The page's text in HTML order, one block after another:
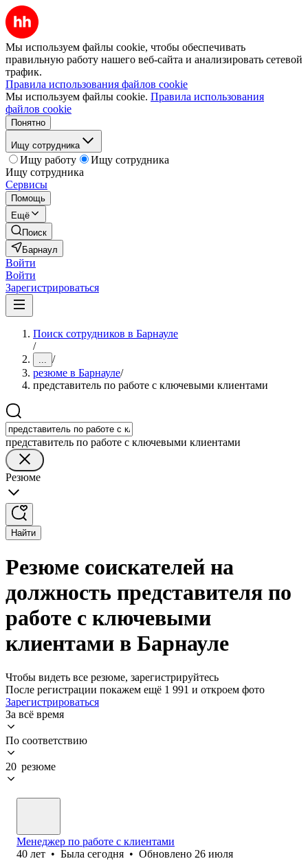
Мы используем файлы cookie, чтобы обеспечивать
правильную работу нашего веб-сайта и анализировать сетевой
трафик.
Правила использования файлов cookie
Мы используем файлы cookie. Правила использования
файлов cookie
Понятно
Ищу сотрудника
Ищу работу
Ищу сотрудника
Ищу сотрудника
Сервисы
Помощь
Ещё
Поиск
Барнаул
Войти
Войти
Зарегистрироваться
Поиск сотрудников в Барнауле
/
... /
резюме в Барнауле/
представитель по работе с ключевыми клиентами
представитель по работе с ключевыми клиентами
Резюме
Найти
Резюме соискателей на
должность представителя по
работе с ключевыми
клиентами в Барнауле
Чтобы видеть все резюме, зарегистрируйтесь
После регистрации покажем ещё 1 991 и откроем фото
Зарегистрироваться
За всё время
По соответствию
20 резюме
Менеджер по работе с клиентами
40 лет • Была сегодня • Обновлено 26 июля